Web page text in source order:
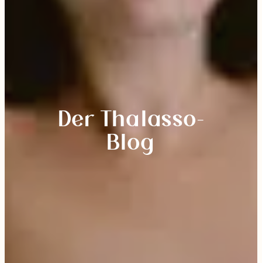
Der Thalasso-
Blog